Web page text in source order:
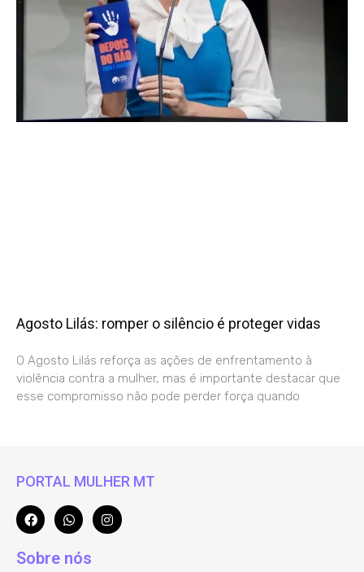
Agosto Lilás: romper o silêncio é proteger vidas
O Agosto Lilás reforça as ações de enfrentamento à
violência contra a mulher, mas é importante destacar que
esse compromisso não pode perder força quando
PORTAL MULHER MT
Sobre nós